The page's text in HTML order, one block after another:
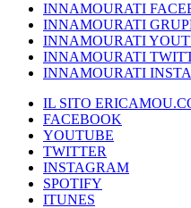
INNAMOURATI
INNAMOURATI
INNAMOURATI
INNAMOURATI
INNAMOURATI
IL SITO
FACEBOOK
YOUTUBE
TWITTER
INSTAGRAM
SPOTIFY
ITUNES